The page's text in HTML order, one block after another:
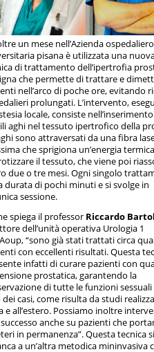
un mese nell’Azienda
pisana è utilizzata una
di trattamento dell’ipertrofia
che permette di trattare e
nell’arco di poche ore, evitando
prolungati. L’intervento,
locale, consiste
aghi nel tessuto ipertrofico della
sono attraversati da una fibra
che sprigiona un’energia
il tessuto, che viene poi
due o tre mesi. Ogni singolo
durata di pochi minuti e si svolge in
sessione.
spiega il professor Riccardo
dell’unità operativa Urologia 1
“sono già stati trattati circa
con eccellenti risultati. Questa
infatti di curare pazienti con
prostatica, garantendo la
di tutte le funzioni sessuali
dei casi, come risulta da studi
e all’estero. Possiamo inoltre
anche su pazienti che
in permanenza”. Questa tecnica si
a un’altra metodica mininvasiva